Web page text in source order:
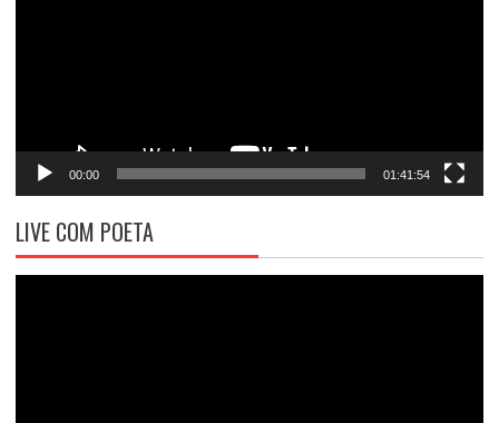
00:00 01:41:54
LIVE COM POETA